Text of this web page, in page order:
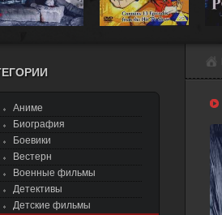
Аниме
Биография
Боевики
Вестерн
Военные фильмы
Детективы
Детские фильмы